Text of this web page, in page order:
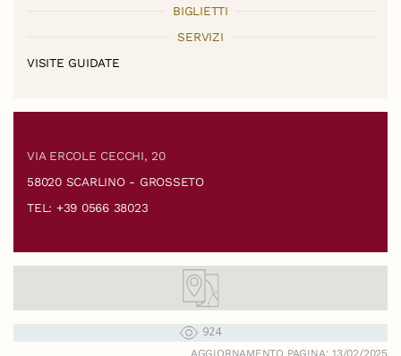
BIGLIETTI
SERVIZI
VISITE GUIDATE
VIA ERCOLE CECCHI, 20
58020 SCARLINO - GROSSETO
TEL: +39 0566 38023
924
AGGIORNAMENTO PAGINA: 13/02/2025